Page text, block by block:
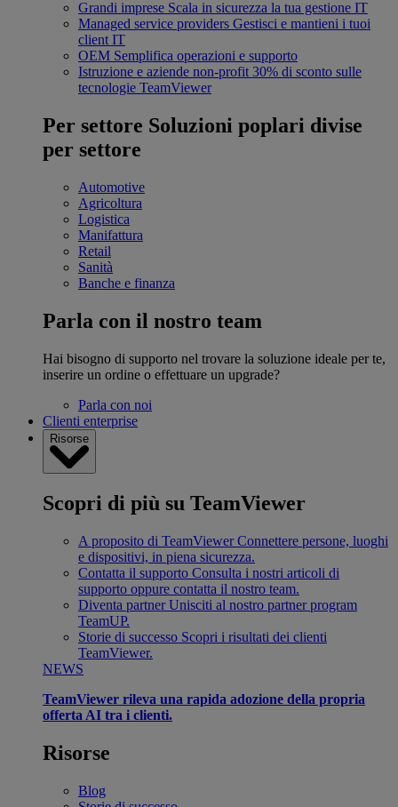
Grandi imprese Scala in sicurezza la tua gestione IT
Managed service providers Gestisci e mantieni i tuoi
client IT
OEM Semplifica operazioni e supporto
Istruzione e aziende non-profit 30% di sconto sulle
tecnologie TeamViewer
Per settore Soluzioni poplari divise
per settore
Automotive
Agricoltura
Logistica
Manifattura
Retail
Sanità
Banche e finanza
Parla con il nostro team
Hai bisogno di supporto nel trovare la soluzione ideale per te,
inserire un ordine o effettuare un upgrade?
Parla con noi
Clienti enterprise
Risorse
Scopri di più su TeamViewer
A proposito di TeamViewer Connettere persone, luoghi
e dispositivi, in piena sicurezza.
Contatta il supporto Consulta i nostri articoli di
supporto oppure contatta il nostro team.
Diventa partner Unisciti al nostro partner program
TeamUP.
Storie di successo Scopri i risultati dei clienti
TeamViewer.
NEWS
TeamViewer rileva una rapida adozione della propria
offerta AI tra i clienti.
Risorse
Blog